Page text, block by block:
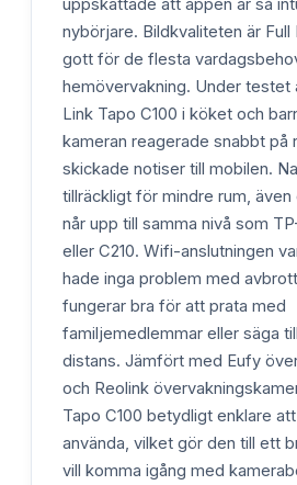
nybörjare. Bildkvaliteten är Full
gott för de flesta
hemövervakning. Under testet
Link Tapo C100 i köket och
kameran reagerade snabbt på
skickade notiser till mobilen.
tillräckligt för mindre rum,
når upp till samma nivå som
eller C210. Wifi-anslutningen
hade inga problem med
fungerar bra för att prata med
familjemedlemmar eller säga
distans. Jämfört med Eufy
och Reolink
Tapo C100 betydligt enklare
använda, vilket gör den till ett
vill komma igång med